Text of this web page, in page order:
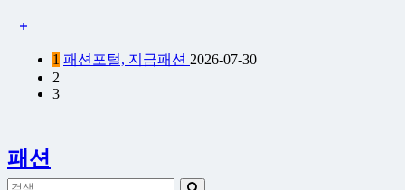
1 패션포털, 지금패션 2026-07-30
2
3
패션